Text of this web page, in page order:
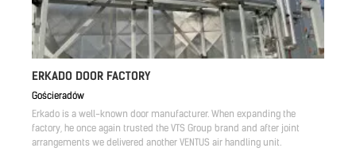
ERKADO DOOR FACTORY
Gościeradów
Erkado is a well-known door manufacturer. When expanding the
factory, he once again trusted the VTS Group brand and after joint
arrangements we delivered another VENTUS air handling unit.